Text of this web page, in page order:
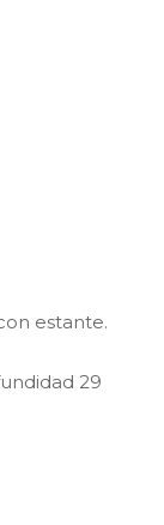
estante.
29